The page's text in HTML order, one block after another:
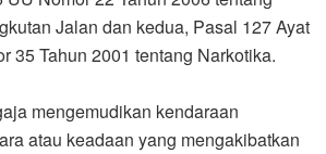
Jalan dan kedua, Pasal 127 Ayat
35 Tahun 2001 tentang Narkotika.
mengemudikan kendaraan
atau keadaan yang mengakibatkan